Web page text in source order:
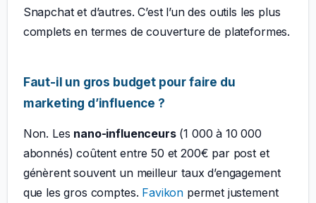
Snapchat et d’autres. C’est l’un des outils les plus
complets en termes de couverture de plateformes.
Faut-il un gros budget pour faire du
marketing d’influence ?
Non. Les nano-influenceurs(1 000 à 10 000
abonnés) coûtent entre 50 et 200€ par post et
génèrent souvent un meilleur taux d’engagement
que les gros comptes. Favikon permet justement